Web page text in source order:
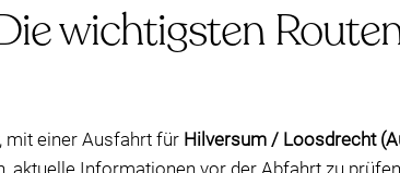
wichtigsten
mit einer Ausfahrt für Hilversum / Loosdrecht